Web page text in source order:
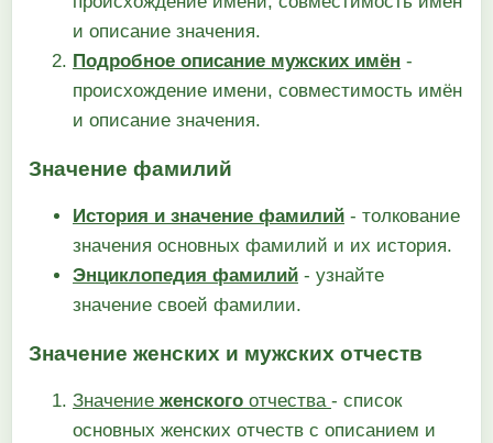
и описание значения.
Подробное описание мужских имён -
происхождение имени, совместимость имён
и описание значения.
Значение фамилий
История и значение фамилий - толкование
значения основных фамилий и их история.
Энциклопедия фамилий - узнайте
значение своей фамилии.
Значение женских и мужских отчеств
Значение женского отчества - список
основных женских отчеств с описанием и